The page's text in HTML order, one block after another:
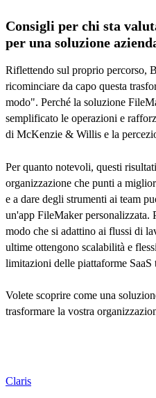
Consigli per chi sta
per una soluzione
Riflettendo sul proprio percorso,
ricominciare da capo questa
modo". Perché la soluzione
semplificato le operazioni e
di McKenzie & Willis e la
Per quanto notevoli, questi
organizzazione che punti a
e a dare degli strumenti ai team
un'app FileMaker personalizzata.
modo che si adattino ai flussi di
ultime ottengono scalabilità e
limitazioni delle piattaforme SaaS
Volete scoprire come una
trasformare la vostra
Claris